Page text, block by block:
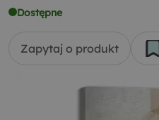
Dostępne
Zapytaj o produkt